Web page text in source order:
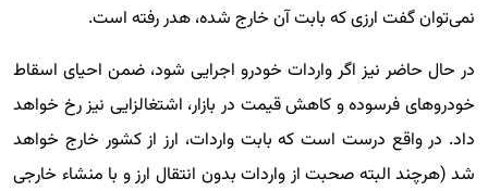
نمی‌توان گفت ارزی که بابت آن خارج شده، هدر رفته است.
در حال حاضر نیز اگر واردات خودرو اجرایی شود، ضمن احیای اسقاط
خودروهای فرسوده و کاهش قیمت در بازار، اشتغالزایی نیز رخ خواهد
داد. در واقع درست است که بابت واردات، ارز از کشور خارج خواهد
شد (هرچند البته صحبت از واردات بدون انتقال ارز و با منشاء خارجی